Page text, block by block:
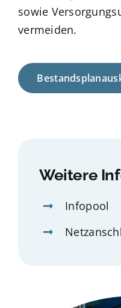
sowie
vermeiden.
Weitere
Infopool